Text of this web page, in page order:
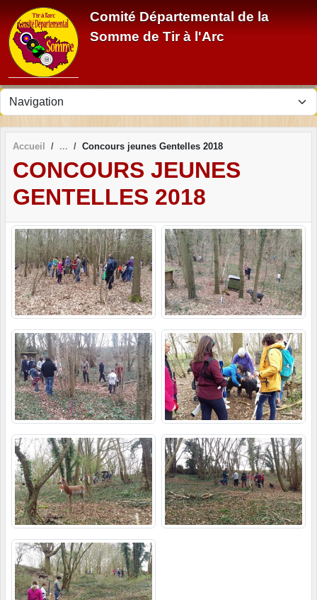
Comité Départemental de la
Somme de Tir à l'Arc
Accueil Concours jeunes Gentelles 2018
CONCOURS JEUNES
GENTELLES 2018
Panneau de gestion des cookies